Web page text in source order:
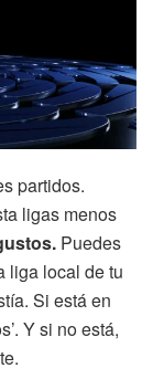
partidos.
ligas menos
Puedes
liga local de tu
Si está en
Y si no está,